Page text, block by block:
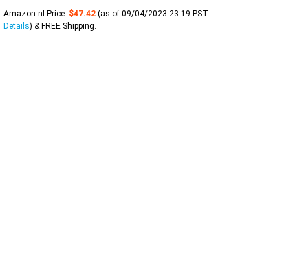
Amazon.nl Price: $47.42 (as of 09/04/2023 23:19 PST-
Details) & FREE Shipping.